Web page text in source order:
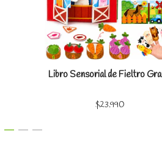
Libro Sensorial de Fieltro
$23.990